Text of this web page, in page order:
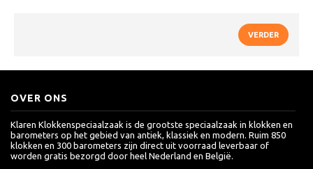
VERDER
OVER ONS
Klaren Klokkenspeciaalzaak is de grootste speciaalzaak in klokken en
barometers op het gebied van antiek, klassiek en modern. Ruim 850
klokken en 300 barometers zijn direct uit voorraad leverbaar of
worden gratis bezorgd door heel Nederland en België.